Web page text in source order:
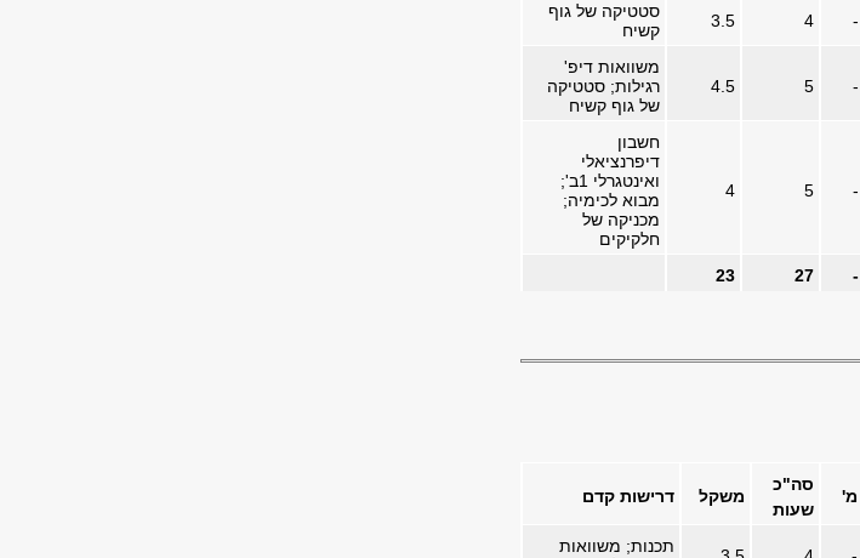
-
4
3.5
סטטיקה של גוף
קשיח
-
5
4.5
משוואות דיפ'
רגילות; סטטיקה
של גוף קשיח
-
5
4
חשבון
דיפרנציאלי
ואינטגרלי 1ב';
מבוא לכימיה;
מכניקה של
חלקיקים
-
27
23
מ'
סה"כ
שעות
משקל דרישות קדם
תכנות; משוואות